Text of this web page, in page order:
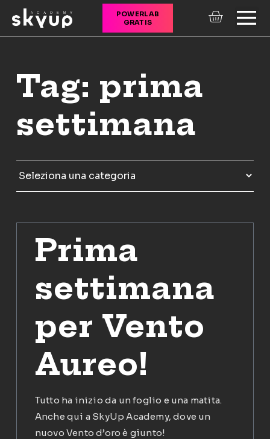
POWERLAB
GRATIS
Tag: prima
settimana
Prima
settimana
per Vento
Aureo!
Tutto ha inizio da un foglio e una matita.
Anche qui a SkyUp Academy, dove un
nuovo Vento d’oro è giunto!